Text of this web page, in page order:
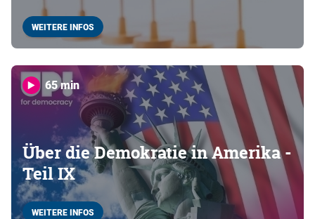
WEITERE INFOS
65 min
Über die Demokratie in Amerika -
Teil IX
WEITERE INFOS